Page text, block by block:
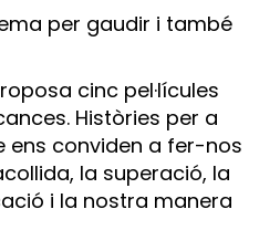
per gaudir i també
cinc pel·lícules
Històries per a
ens conviden a fer-nos
la superació, la
i la nostra manera